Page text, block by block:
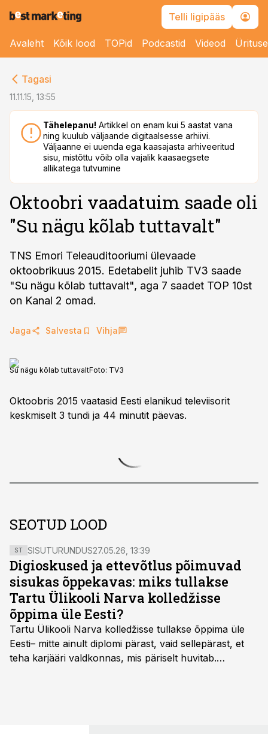
Telli ligipääs
Avaleht Kõik lood TOPid Podcastid Videod
Tagasi
11.11.15, 13:55
Tähelepanu! Artikkel on enam kui 5 aastat vana
ning kuulub väljaande digitaalsesse arhiivi.
Väljaanne ei uuenda ega kaasajasta arhiveeritud
sisu, mistõttu võib olla vajalik kaasaegsete
allikatega tutvumine
Oktoobri vaadatuim saade oli
"Su nägu kõlab tuttavalt"
TNS Emori Teleauditooriumi ülevaade
oktoobrikuus 2015. Edetabelit juhib TV3 saade
"Su nägu kõlab tuttavalt", aga 7 saadet TOP 10st
on Kanal 2 omad.
Jaga Salvesta Vihja
Su nägu kõlab tuttavaltFoto: TV3
Oktoobris 2015 vaatasid Eesti elanikud televiisorit
keskmiselt 3 tundi ja 44 minutit päevas.
SEOTUD LOOD
ST SISUTURUNDUS27.05.26, 13:39
Digioskused ja ettevõtlus põimuvad
sisukas õppekavas: miks tullakse
Tartu Ülikooli Narva kolledžisse
õppima üle Eesti?
Tartu Ülikooli Narva kolledžisse tullakse õppima üle
Eesti– mitte ainult diplomi pärast, vaid sellepärast, et
teha karjääri valdkonnas, mis päriselt huvitab.